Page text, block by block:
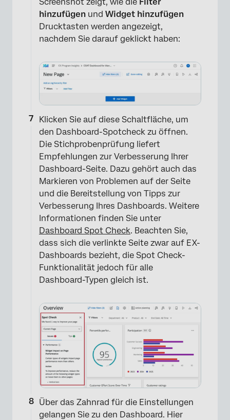
hinzufügen und Widget hinzufügen
Drucktasten werden angezeigt,
nachdem Sie darauf geklickt haben:
Klicken Sie auf diese Schaltfläche, um
den Dashboard-Spotcheck zu öffnen.
Die Stichprobenprüfung liefert
Empfehlungen zur Verbesserung Ihrer
Dashboard-Seite. Dazu gehört auch das
Markieren von Problemen auf der Seite
und die Bereitstellung von Tipps zur
Verbesserung Ihres Dashboards. Weitere
Informationen finden Sie unter
Dashboard Spot Check. Beachten Sie,
dass sich die verlinkte Seite zwar auf EX-
Dashboards bezieht, die Spot Check-
Funktionalität jedoch für alle
Dashboard-Typen gleich ist.
Über das Zahnrad für die Einstellungen
gelangen Sie zu den Dashboard. Hier